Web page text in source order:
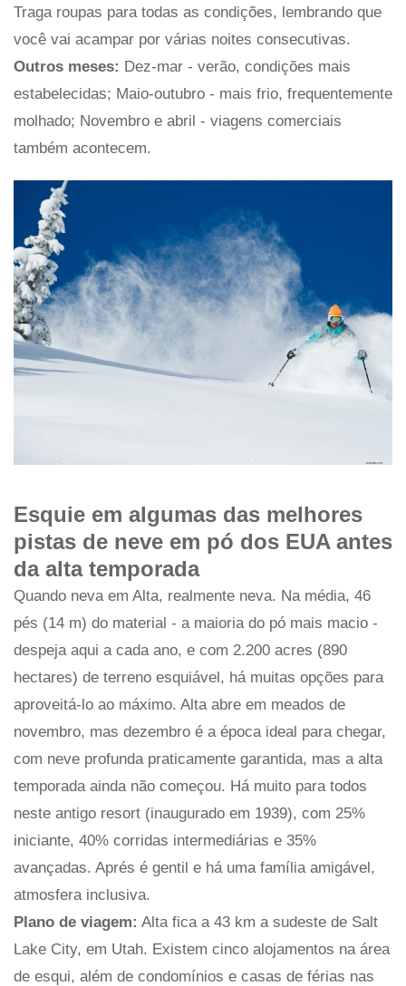
Traga roupas para todas as condições, lembrando que
você vai acampar por várias noites consecutivas.
Outros meses: Dez-mar - verão, condições mais
estabelecidas; Maio-outubro - mais frio, frequentemente
molhado; Novembro e abril - viagens comerciais
também acontecem.
Esquie em algumas das melhores
pistas de neve em pó dos EUA antes
da alta temporada
Quando neva em Alta, realmente neva. Na média, 46
pés (14 m) do material - a maioria do pó mais macio -
despeja aqui a cada ano, e com 2.200 acres (890
hectares) de terreno esquiável, há muitas opções para
aproveitá-lo ao máximo. Alta abre em meados de
novembro, mas dezembro é a época ideal para chegar,
com neve profunda praticamente garantida, mas a alta
temporada ainda não começou. Há muito para todos
neste antigo resort (inaugurado em 1939), com 25%
iniciante, 40% corridas intermediárias e 35%
avançadas. Aprés é gentil e há uma família amigável,
atmosfera inclusiva.
Plano de viagem: Alta fica a 43 km a sudeste de Salt
Lake City, em Utah. Existem cinco alojamentos na área
de esqui, além de condomínios e casas de férias nas